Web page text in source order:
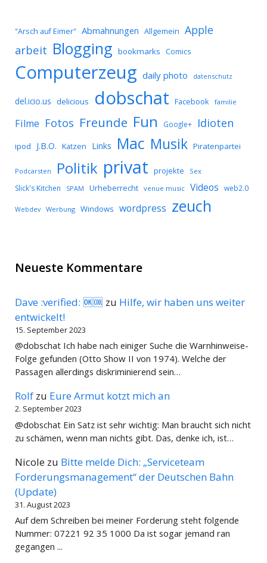
"Arsch auf Eimer" Abmahnungen Allgemein Apple
arbeit Blogging bookmarks Comics
Computerzeug daily photo datenschutz
del.icio.us delicious dobschat Facebook familie
Filme Fotos Freunde Fun Google+ Idioten
ipod J.B.O. Katzen Links Mac Musik Piratenpartei
Podcarsten Politik privat projekte Sex
Slick's Kitchen SPAM Urheberrecht venue music Videos web2.0
Webdev Werbung Windows wordpress zeuch
Neueste Kommentare
Dave :verified: 🆗🆒 zu Hilfe, wir haben uns weiter
entwickelt!
15. September 2023
@dobschat Ich habe nach einiger Suche die Warnhinweise-
Folge gefunden (Otto Show II von 1974). Welche der
Passagen allerdings diskriminierend sein…
Rolf zu Eure Armut kotzt mich an
2. September 2023
@dobschat Ein Satz ist sehr wichtig: Man braucht sich nicht
zu schämen, wenn man nichts gibt. Das, denke ich, ist…
Nicole zu Bitte melde Dich: „Serviceteam
Forderungsmanagement“ der Deutschen Bahn
(Update)
31. August 2023
Auf dem Schreiben bei meiner Forderung steht folgende
Nummer: 07221 92 35 1000 Da ist sogar jemand ran
gegangen ...